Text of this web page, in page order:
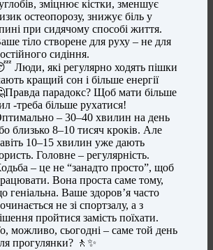
зміцнює кістки, зменшує
остеопорозу, знижує біль у
при сидячому способі життя.
тіло створене для руху – не для
сидіння.
Люди, які регулярно ходять пішки
кращий сон і більше енергії
парадокс? Щоб мати більше
-треба більше рухатися!
– 30–40 хвилин на день
близько 8–10 тисяч кроків. Але
10–15 хвилин уже дають
Головне – регулярність.
– це не “занадто просто”, щоб
Вона проста саме тому,
геніальна. Ваше здоров’я часто
не зі спортзалу, а з
пройтися замість поїхати.
можливо, сьогодні – саме той день
прогулянки? 🚶✨